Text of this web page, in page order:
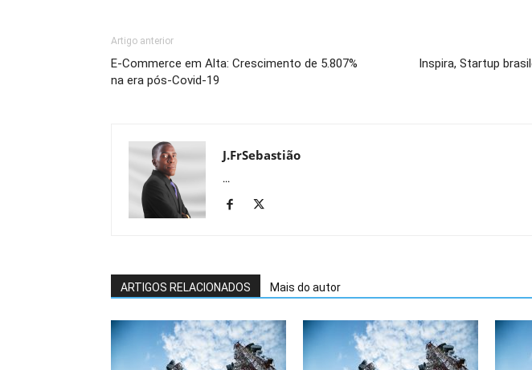
Artigo anterior
E-Commerce em Alta: Crescimento de 5.807%
na era pós-Covid-19
Inspira, Startup
J.FrSebastião
...
ARTIGOS RELACIONADOS Mais do autor